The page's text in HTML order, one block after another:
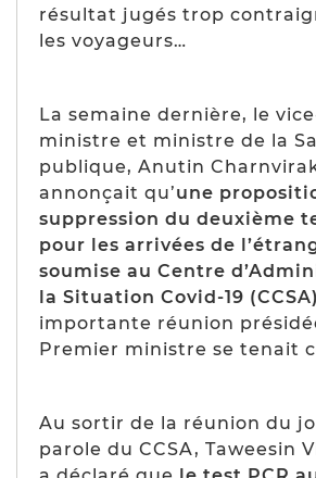
résultat jugés trop
les voyageurs…
La semaine dernière, le
ministre et ministre de la
publique, Anutin
annonçait qu’une
suppression du deuxième
pour les arrivées de
soumise au Centre
la Situation Covid-19 (CCSA)
importante réunion
Premier ministre se tenait
Au sortir de la réunion du
parole du CCSA, Taweesin